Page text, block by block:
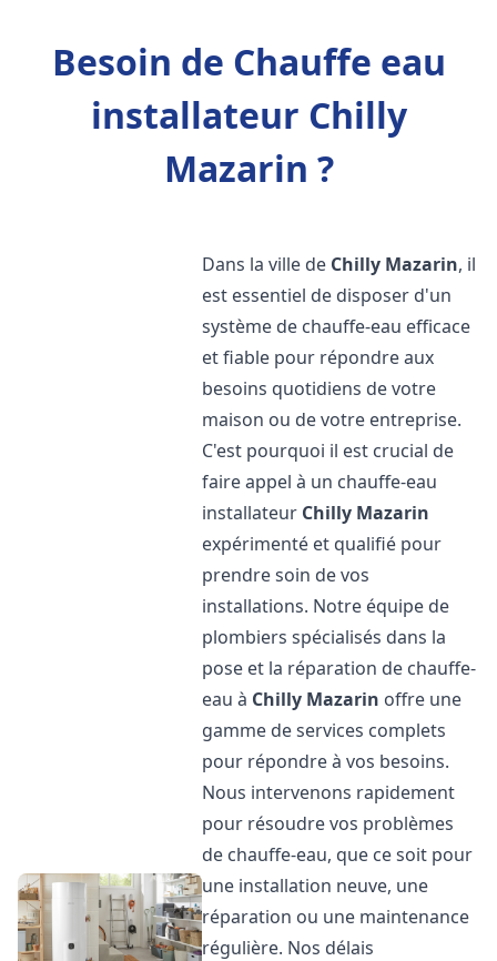
Besoin de Chauffe eau
installateur Chilly
Mazarin ?
Dans la ville de Chilly Mazarin, il
est essentiel de disposer d'un
système de chauffe-eau efficace
et fiable pour répondre aux
besoins quotidiens de votre
maison ou de votre entreprise.
C'est pourquoi il est crucial de
faire appel à un chauffe-eau
installateur Chilly Mazarin
expérimenté et qualifié pour
prendre soin de vos
installations. Notre équipe de
plombiers spécialisés dans la
pose et la réparation de chauffe-
eau à Chilly Mazarin offre une
gamme de services complets
pour répondre à vos besoins.
Nous intervenons rapidement
pour résoudre vos problèmes
de chauffe-eau, que ce soit pour
une installation neuve, une
réparation ou une maintenance
régulière. Nos délais